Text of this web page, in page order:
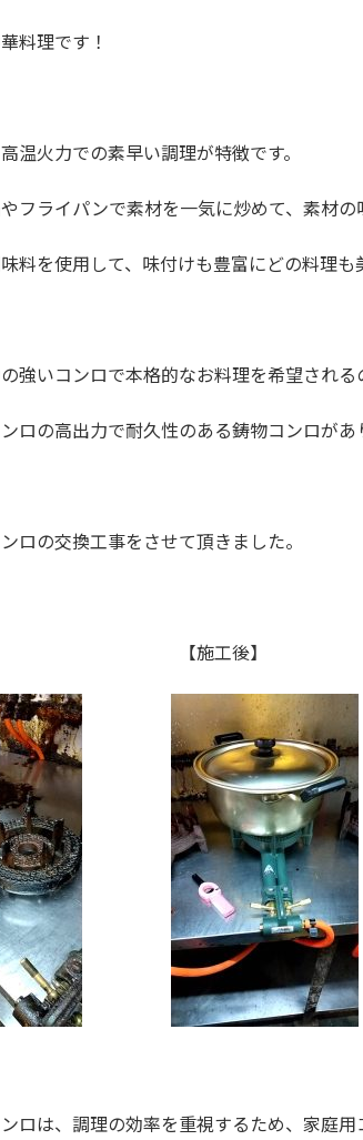
料理です！
温火力での素早い調理が特徴です。
フライパンで素材を一気に炒めて、素材
料を使用して、味付けも豊富にどの料理も
強いコンロで本格的なお料理を希望される
ロの高出力で耐久性のある鋳物コンロがあ
ロの交換工事をさせて頂きました。
前】 【施工後】
ロは、調理の効率を重視するため、家庭